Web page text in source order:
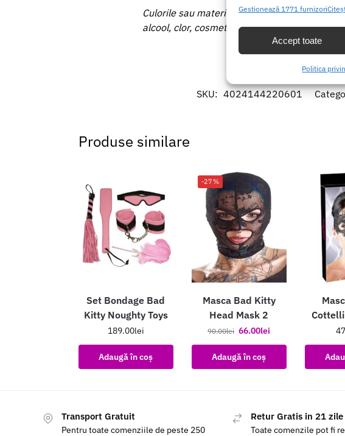
dispozitive, Identificarea
baza informațiilor
Gestionează 1771 furnizori
Accept toate
Politica
Culorile sau materialul se pot uza in urma
alcool, clor, cosmetice, parfum, lubrifianti,
SKU: 4024144220601
Produse similare
Set Bondage Bad
Kitty Noughty Toys
189.00lei
Adaugă în coș
-27%
Masca Bad Kitty
Head Mask 2
90.00lei 66.00lei
Adaugă în coș
Transport Gratuit
Pentru toate comenziile de peste 250
Retur Gratis in 21 zile
Toate comenzile pot fi